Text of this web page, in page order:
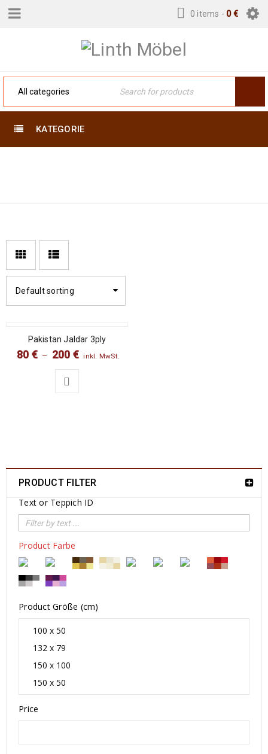
0 items - 0€
KATEGORIE
Default sorting
SALEPakistan Jaldar 3ply
80 € – 200 € inkl. MwSt.
PRODUCT FILTER
Text or Teppich ID
Product Farbe
Product Größe (cm)
Price